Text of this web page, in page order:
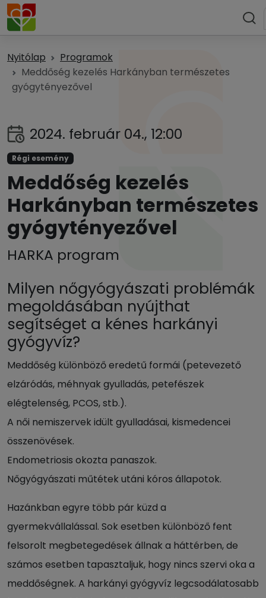
Nyitólap
Programok
Meddőség kezelés Harkányban természetes
gyógytényezővel
2024. február 04., 12:00
Régi esemény
Meddőség kezelés
Harkányban természetes
gyógytényezővel
HARKA program
Milyen nőgyógyászati problémák
megoldásában nyújthat
segítséget a kénes harkányi
gyógyvíz?
Meddőség különböző eredetű formái (petevezető
elzáródás, méhnyak gyulladás, petefészek
elégtelenség, PCOS, stb.).
A női nemiszervek idült gyulladásai, kismedencei
összenövések.
Endometriosis okozta panaszok.
Nőgyógyászati műtétek utáni kóros állapotok.
Hazánkban egyre több pár küzd a
gyermekvállalással. Sok esetben különböző fent
felsorolt megbetegedések állnak a háttérben, de
számos esetben tapasztaljuk, hogy nincs szervi oka a
meddőségnek. A harkányi gyógyvíz legcsodálatosabb